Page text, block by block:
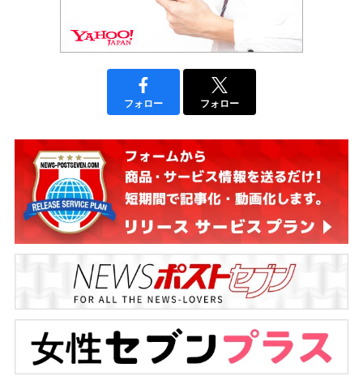
フォロー フォロー